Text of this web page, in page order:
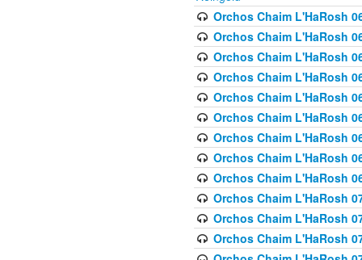
Orchos Chaim L'HaRosh
Orchos Chaim L'HaRosh
Orchos Chaim L'HaRosh
Orchos Chaim L'HaRosh
Orchos Chaim L'HaRosh
Orchos Chaim L'HaRosh
Orchos Chaim L'HaRosh
Orchos Chaim L'HaRosh
Orchos Chaim L'HaRosh
Orchos Chaim L'HaRosh
Orchos Chaim L'HaRosh
Orchos Chaim L'HaRosh